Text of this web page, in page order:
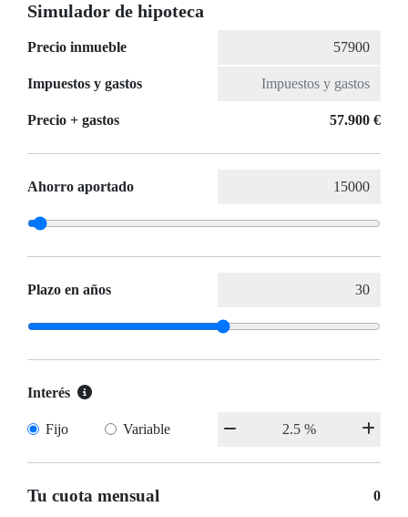
Simulador de hipoteca
Precio inmueble
Impuestos y gastos
Precio + gastos 57.900 €
Ahorro aportado
Plazo en años
Interés
Fijo Variable
Tu cuota mensual 0